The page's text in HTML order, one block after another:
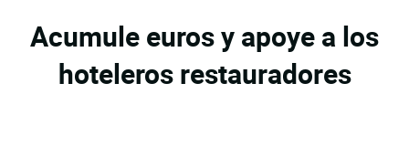
Acumule euros y apoye a los
hoteleros restauradores